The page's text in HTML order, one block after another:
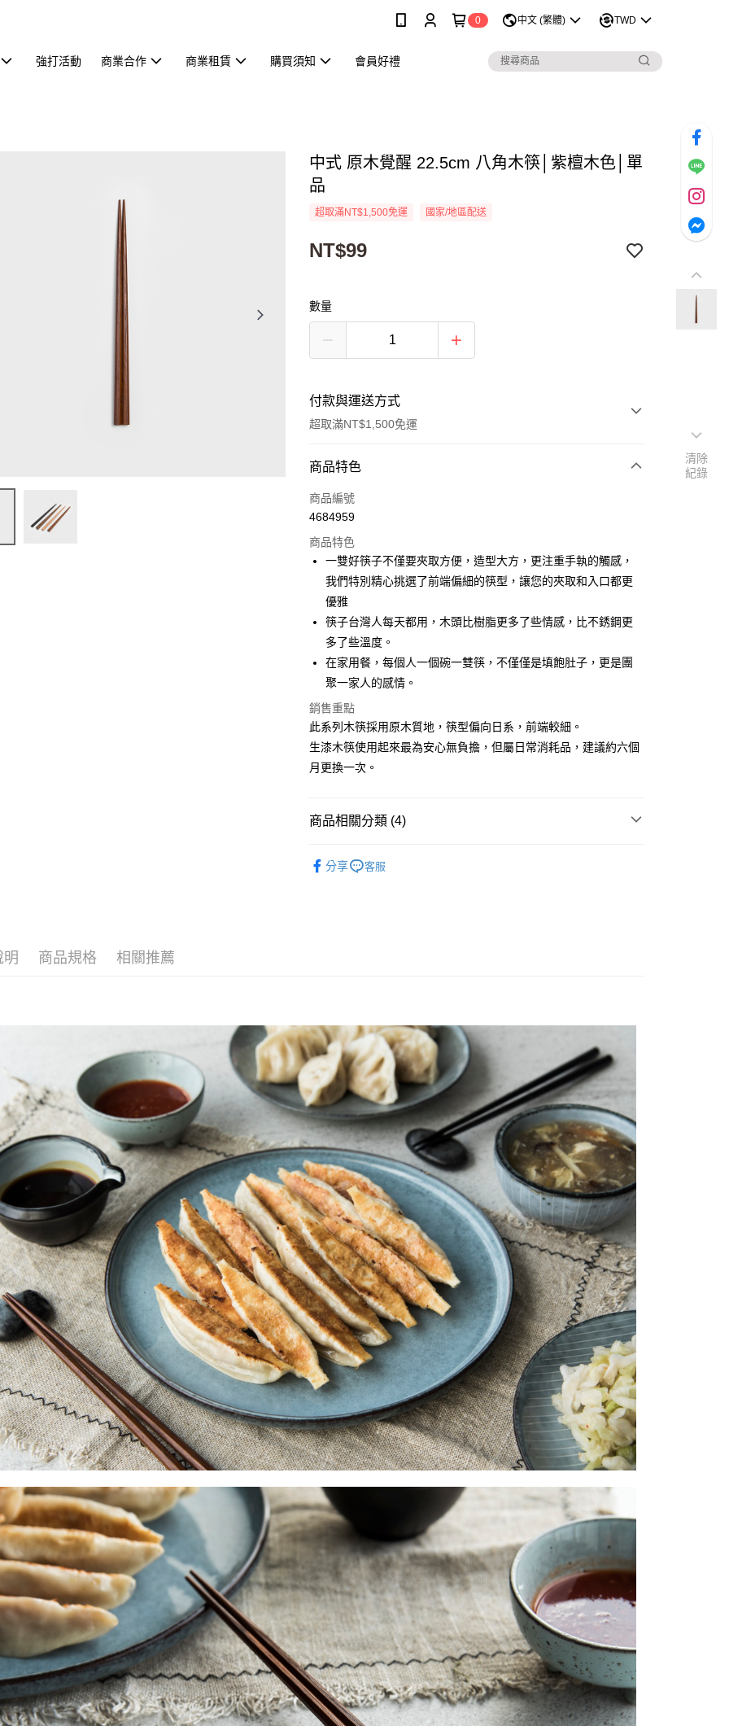
0 中文 (繁體) TWD
強打活動 商業合作 商業租賃 購買須知 會員好禮
中式 原木覺醒 22.5cm 八角木筷│紫檀木色│單
品
超取滿NT$1,500免運 國家/地區配送
NT$99
數量
付款與運送方式
超取滿NT$1,500免運
付款方式
信用卡一次付款
Apple Pay
街口支付
悠遊付
AFTEE先享後付
相關說明
【關於「AFTEE先享後付」】
便利好安心！
１．簡單：不需註冊會員、不需綁卡、不需儲值。
２．便利：只要手機號碼，簡訊認證，即可結帳。
３．安心：先確認商品／服務後，再付款。
付」結帳頁面，進行簡訊認證並確認金額後，即可完成結帳。
２．訂單成立數日內，您將收到繳費通知簡訊。
／ATM／網路銀行／等多元方式進行付款，方視為交易完成。
※ 請注意：結帳手續完成當下不需立刻繳費，但若您需要取消訂單，請聯
２．關於個人資料處理事宜，請瀏覽以下網址：
https://aftee.tw/terms/#terms3
３．未成年的使用者請事先徵得法定代理人或監護人之同意方可使用
「AFTEE先享後付」，若未經同意申辦者引起之損失，本公司不負相關責
任。
４．使用「AFTEE先享後付」時，將依據個別帳號之用戶狀況，依本公司
即時審查核予不同之上限額度；若仍有額度不足之情形，本公司將視審查
結果請求用戶進行身份認證。
５．嚴禁一人註冊多個帳號或使用他人資訊註冊。若發現惡意使用之情
形，恩沛科技股份有限公司將有權停止該用戶之使用額度並採取法律行
動。
運送方式
全家取貨付款
7-11取貨付款
商品特色
商品編號
4684959
商品特色
一雙好筷子不僅要夾取方便，造型大方，更注重手執的觸感，
我們特別精心挑選了前端偏細的筷型，讓您的夾取和入口都更
優雅
筷子台灣人每天都用，木頭比樹脂更多了些情感，比不銹鋼更
多了些溫度。
在家用餐，每個人一個碗一雙筷，不僅僅是填飽肚子，更是團
聚一家人的感情。
銷售重點
此系列木筷採用原木質地，筷型偏向日系，前端較細。
生漆木筷使用起來最為安心無負擔，但屬日常消耗品，建議約六個
月更換一次。
商品相關分類 (4)
分享 客服
明 商品規格 相關推薦
清除
紀錄